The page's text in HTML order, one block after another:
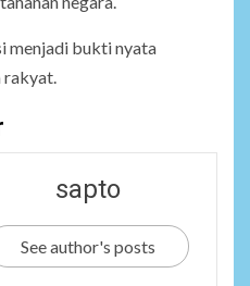
menjadi bukti nyata
rakyat.
sapto
See author's posts